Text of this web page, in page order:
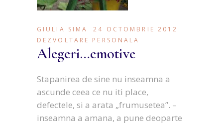
GIULIA SIMA
24 OCTOMBRIE 2012
DEZVOLTARE PERSONALA
Alegeri…emotive
Stapanirea de sine nu inseamna a
ascunde ceea ce nu iti place,
defectele, si a arata „frumusetea”. –
inseamna a amana, a pune deoparte